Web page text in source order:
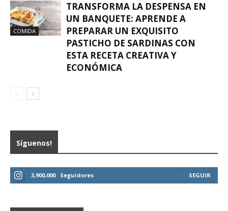
COMIDA
TRANSFORMA LA DESPENSA EN
UN BANQUETE: APRENDE A
PREPARAR UN EXQUISITO
PASTICHO DE SARDINAS CON
ESTA RECETA CREATIVA Y
ECONÓMICA
Síguenos!
3,900,000 Seguidores SEGUIR